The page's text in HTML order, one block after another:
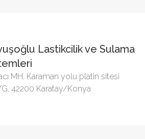
Lastikcilik ve Sulama
MH. Karaman yolu platin sitesi
42200 Karatay/Konya